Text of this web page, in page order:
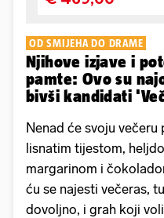
OD SMIJEHA DO DRAME
Njihove izjave i
pamte: Ovo su
bivši kandidati
Nenad će svoju
lisnatim tijestom,
margarinom i
ću se najesti večeras,
dovoljno, i grah koji